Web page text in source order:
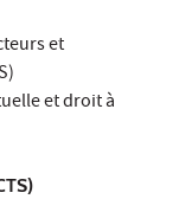
et
et droit à